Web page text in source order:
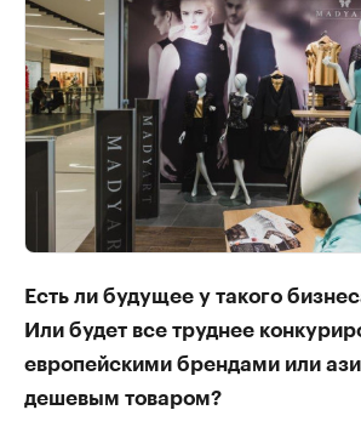
Есть ли будущее у такого
Или будет все труднее
европейскими брендами или
дешевым товаром?